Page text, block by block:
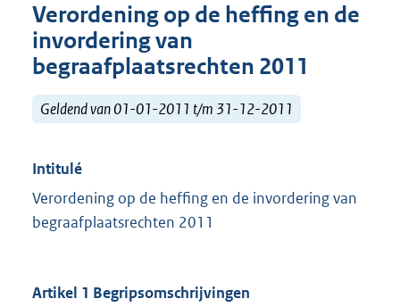
Verordening op de heffing en de
invordering van
begraafplaatsrechten 2011
Geldend van 01-01-2011 t/m 31-12-2011
Intitulé
Verordening op de heffing en de invordering van
begraafplaatsrechten 2011
Artikel 1 Begripsomschrijvingen